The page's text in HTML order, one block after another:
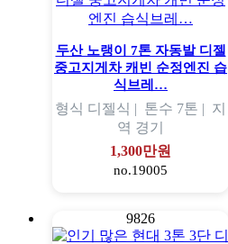
두산 노랭이 7톤 자동발 디젤
중고지게차 캐빈 순정엔진 습
식브레…
형식 디젤식 | 톤수 7톤 | 지
역 경기
1,300만원
no.19005
9826